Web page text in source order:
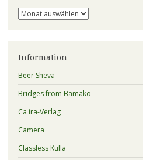
Archiv
Information
Beer Sheva
Bridges from Bamako
Ca ira-Verlag
Camera
Classless Kulla